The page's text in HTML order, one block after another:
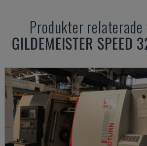
Produkter
GILDEMEISTER